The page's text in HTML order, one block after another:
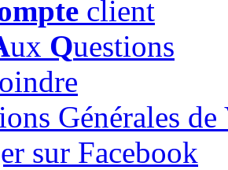
client
ux Questions
Générales de
sur Facebook